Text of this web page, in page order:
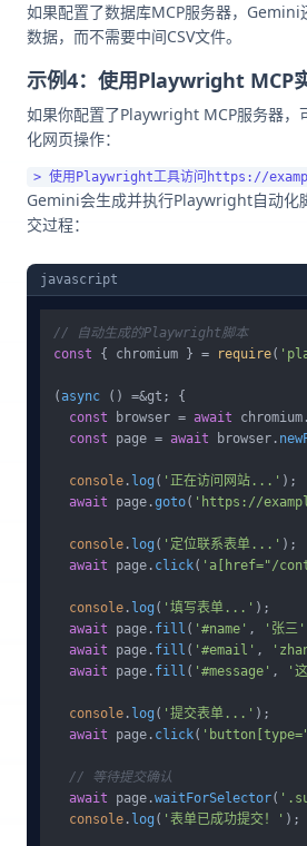
如果配置了数据库MCP服务器，Gemini
数据，而不需要中间CSV文件。
示例4：使用Playwright MCP
如果你配置了Playwright MCP服务器，
化网页操作：
Gemini会生成并执行Playwright自动化
交过程：
javascript
// 自动生成的Playwright脚本
const { chromium } = require(
(async () =&gt; {
const browser = await chromium.
const page = await browser.
console . log ( '正在访问网站...' );
await page.goto( 'https://
console . log ( '定位联系表单...' );
await page. click( 'a[href="/
console . log ( '填写表单...' );
await page. fill ( '#name' , '张三'
await page. fill ( '#email' , '
await page. fill ( '#message' , '
console . log ( '提交表单...' );
await page. click(
// 等待提交确认
await page.waitForSelector(
console . log ( '表单已成功提交！' );